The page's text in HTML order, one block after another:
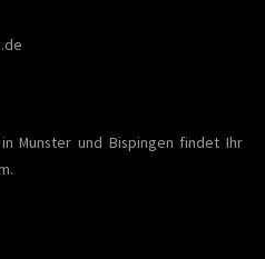
Munster und Bispingen findet Ihr